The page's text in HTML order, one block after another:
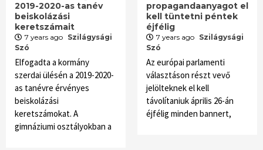
2019-2020-as tanév
beiskolázási
keretszámait
7 years ago Szilágysági
Szó
Elfogadta a kormány
szerdai ülésén a 2019-2020-
as tanévre érvényes
beiskolázási
keretszámokat. A
gimnáziumi osztályokban a
propagandaanyagot el
kell tüntetni péntek
éjfélig
7 years ago Szilágysági
Szó
Az európai parlamenti
választáson részt vevő
jelölteknek el kell
távolítaniuk április 26-án
éjfélig minden bannert,